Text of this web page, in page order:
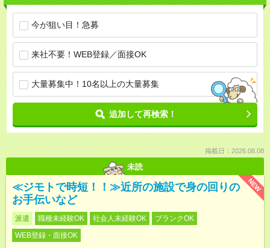
今が狙い目！急募
来社不要！WEB登録／面接OK
大量募集中！10名以上の大量募集
追加して再検索！
掲載日：2026.08.08
未読
NEW
≪ジモトで時短！！≫近所の施設で身の回りの
お手伝いなど
派遣 職種未経験OK 社会人未経験OK
ブランクOK
WEB登録・面接OK